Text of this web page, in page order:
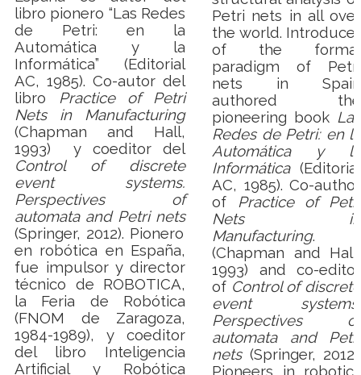
libro pionero “Las Redes
de Petri: en la
Automática y la
Informática” (Editorial
AC, 1985).Co-autor del
libro
Practice of Petri
Nets in Manufacturing
(Chapman and Hall,
1993)
y coeditor del
Control of discrete
event systems.
Perspectives of
automata and Petri nets
(Springer, 2012). Pionero
en robótica en España,
fue impulsor y director
técnico de ROBOTICA,
la Feria de Robótica
(FNOM de Zaragoza,
1984-1989), y coeditor
del libro Inteligencia
Artificial y Robótica
Petri nets in all over
the world. Introducer
of the formal
paradigm of Petri
nets in Spain
authored the
pioneering book Las
Redes de Petri: en la
Automática y la
Informática(Editorial
AC, 1985). Co-author
of
Practice of Petri
Nets in
Manufacturing.
(Chapman and Hall,
1993) and co-editor
of Control of discrete
event systems.
Perspectives of
automata and Petri
nets(Springer, 2012).
Pioneers in robotics